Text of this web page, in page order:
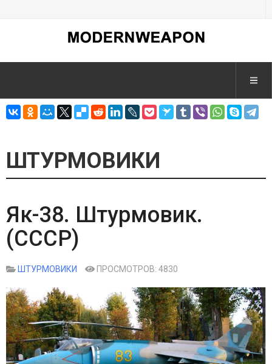
ШТУРМОВИКИ
Як-38. Штурмовик.
(СССР)
ШТУРМОВИКИ ПРОСМОТРОВ: 4830